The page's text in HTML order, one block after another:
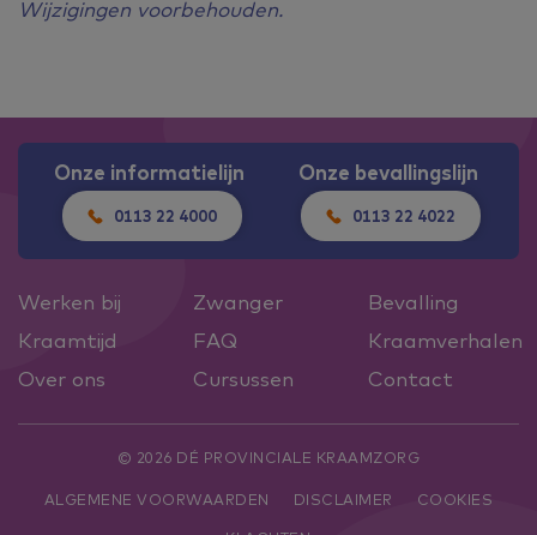
Wijzigingen voorbehouden.
Onze informatielijn
0113 22 4000
Onze bevallingslijn
0113 22 4022
Werken bij Zwanger
Bevalling
Kraamtijd
FAQ
Kraamverhalen
Over ons
Cursussen Contact
© 2026 DÉ PROVINCIALE KRAAMZORG
ALGEMENE VOORWAARDEN DISCLAIMER
COOKIES